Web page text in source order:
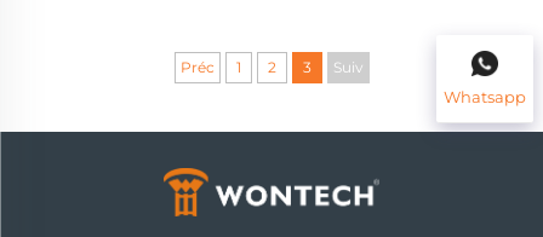
Préc 1 2 3 Suiv
Whatsapp